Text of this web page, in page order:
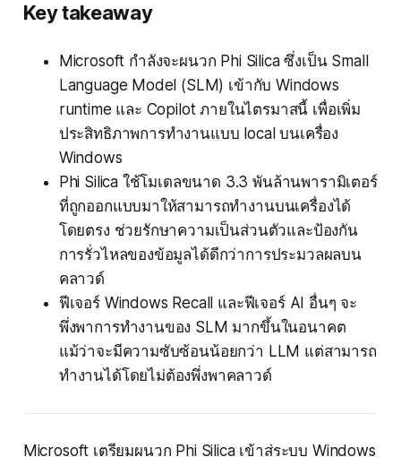
Key takeaway
Microsoft กำลังจะผนวก Phi Silica ซึ่งเป็น Small
Language Model (SLM) เข้ากับ Windows
runtime และ Copilot ภายในไตรมาสนี้ เพื่อเพิ่ม
ประสิทธิภาพการทำงานแบบ local บนเครื่อง
Windows
Phi Silica ใช้โมเดลขนาด 3.3 พันล้านพารามิเตอร์
ที่ถูกออกแบบมาให้สามารถทำงานบนเครื่องได้
โดยตรง ช่วยรักษาความเป็นส่วนตัวและป้องกัน
การรั่วไหลของข้อมูลได้ดีกว่าการประมวลผลบน
คลาวด์
ฟีเจอร์ Windows Recall และฟีเจอร์ AI อื่นๆ จะ
พึ่งพาการทำงานของ SLM มากขึ้นในอนาคต
แม้ว่าจะมีความซับซ้อนน้อยกว่า LLM แต่สามารถ
ทำงานได้โดยไม่ต้องพึ่งพาคลาวด์
Microsoft เตรียมผนวก Phi Silica เข้าสู่ระบบ Windows